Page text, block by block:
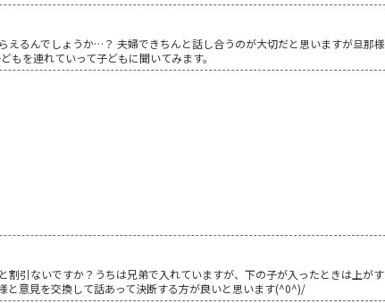
えるんでしょうか…？ 夫婦できちんと話し合うのが大切だと思いますが旦那様
を連れていって子どもに聞いてみます。
引ないですか？うちは兄弟で入れていますが、下の子が入ったときは上がす
と意見を交換して話あって決断する方が良いと思います(^0^)/